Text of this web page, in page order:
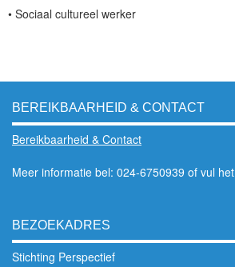
Sociaal cultureel werker
BEREIKBAARHEID & CONTACT
Bereikbaarheid & Contact
Meer informatie bel: 024-6750939 of vul het
BEZOEKADRES
Stichting Perspectief